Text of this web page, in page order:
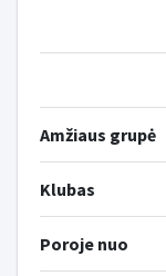
Amžiaus grupė
Klubas
Poroje nuo